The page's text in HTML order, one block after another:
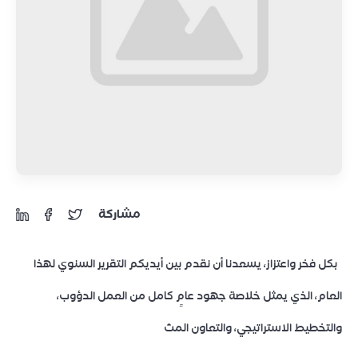
مشاركة
بكل فخر واعتزاز، يسعدنا أن نقدم بين أيديكم التقرير السنوي لهذا
العام، الذي يمثل خلاصة جهود عامٍ كامل من العمل الدؤوب،
والتخطيط الاستراتيجي، والتعاون المث